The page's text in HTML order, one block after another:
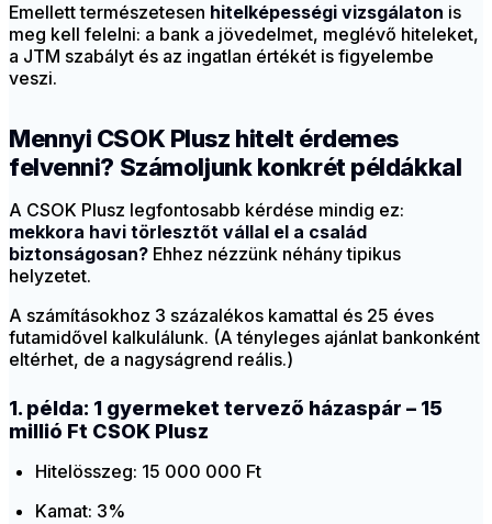
Emellett természetesen hitelképességi vizsgálaton is
meg kell felelni: a bank a jövedelmet, meglévő hiteleket,
a JTM szabályt és az ingatlan értékét is figyelembe
veszi.
Mennyi CSOK Plusz hitelt érdemes
felvenni? Számoljunk konkrét példákkal
A CSOK Plusz legfontosabb kérdése mindig ez:
mekkora havi törlesztőt vállal el a család
biztonságosan? Ehhez nézzünk néhány tipikus
helyzetet.
A számításokhoz 3 százalékos kamattal és 25 éves
futamidővel kalkulálunk. (A tényleges ajánlat bankonként
eltérhet, de a nagyságrend reális.)
1. példa: 1 gyermeket tervező házaspár – 15
millió Ft CSOK Plusz
Hitelösszeg: 15 000 000 Ft
Kamat: 3%